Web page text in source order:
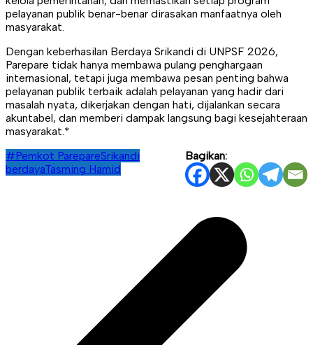
pelayanan publik benar-benar dirasakan manfaatnya oleh
masyarakat.
Dengan keberhasilan Berdaya Srikandi di UNPSF 2026,
Parepare tidak hanya membawa pulang penghargaan
internasional, tetapi juga membawa pesan penting bahwa
pelayanan publik terbaik adalah pelayanan yang hadir dari
masalah nyata, dikerjakan dengan hati, dijalankan secara
akuntabel, dan memberi dampak langsung bagi kesejahteraan
masyarakat.*
Bagikan:
#Pemkot ParepareSrikandi
berdayaTasming Hamid